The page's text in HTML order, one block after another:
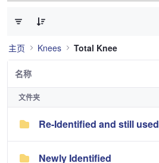
主页 Knees Total Knee
名称
文件夹
Re-Identified and still used
Newly Identified